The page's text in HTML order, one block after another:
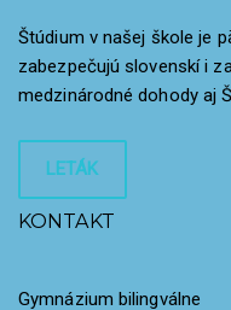
Štúdium v našej škole je
zabezpečujú slovenskí i
medzinárodné dohody aj
LETÁK
KONTAKT
Gymnázium bilingválne